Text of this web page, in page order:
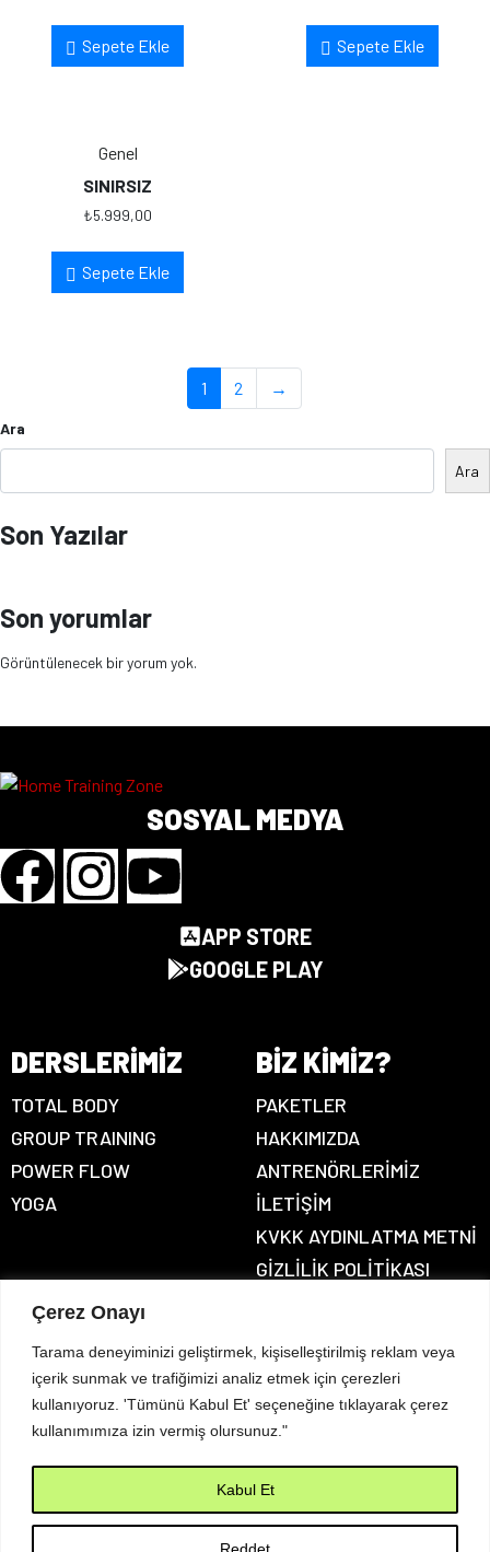
Çerez Onayı
Tarama deneyiminizi geliştirmek, kişiselleştirilmiş reklam veya
içerik sunmak ve trafiğimizi analiz etmek için çerezleri
kullanıyoruz. 'Tümünü Kabul Et' seçeneğine tıklayarak çerez
kullanımımıza izin vermiş olursunuz."
Reddet
Kabul Et
Sepete Ekle Sepete Ekle
Genel
SINIRSIZ
₺5.999,00
Sepete Ekle
1 2 →
Ara
Ara
Son Yazılar
Son yorumlar
Görüntülenecek bir yorum yok.
SOSYAL MEDYA
APP STORE
GOOGLE PLAY
DERSLERIMIZ
TOTAL BODY
GROUP TRAINING
POWER FLOW
YOGA
BIZ KIMIZ?
PAKETLER
HAKKIMIZDA
ANTRENÖRLERİMİZ
İLETİŞİM
KVKK AYDINLATMA METNI
GIZLILIK POLITIKASI
İLETIŞIM BILGILERI
Adres: Kazımdirik Mah. 296 Sk. No:4D Folkart Incity – Bornova –
İzmir
Telefon: +90 553 663 21 09
Email:info@hometraining.com.tr